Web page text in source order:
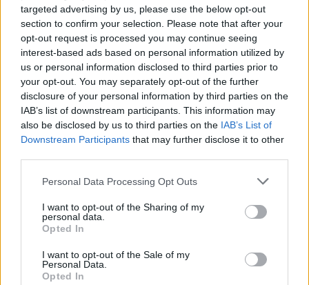
targeted advertising by us, please use the below opt-out
section to confirm your selection. Please note that after your
opt-out request is processed you may continue seeing
interest-based ads based on personal information utilized by
us or personal information disclosed to third parties prior to
your opt-out. You may separately opt-out of the further
disclosure of your personal information by third parties on the
IAB’s list of downstream participants. This information may
also be disclosed by us to third parties on the IAB’s List of
Downstream Participants that may further disclose it to other
Personal Data Processing Opt Outs
I want to opt-out of the Sharing of my
personal data.
Opted In
I want to opt-out of the Sale of my
Personal Data.
Opted In
technikai problémáit. Más lehetőség nem
lévén mifelénk, kivártam, és szerencsére a
szolgáltatásra sem panaszkodhatok.
Egy szenttamási
Köszönetünket fejezzük ki, és a Jóistent
kérjük, hogy erőt, egészséget és a földön a
legjobbakat adja minden embernek, aki
segített egy nagyon szenvedő beteg
falustársukon. Ugyanakkor a két falu
lelkészének, azaz Karcfalva és Jenőfalva,
és híveinek. Áldott ünnepeket
mindenkinek.